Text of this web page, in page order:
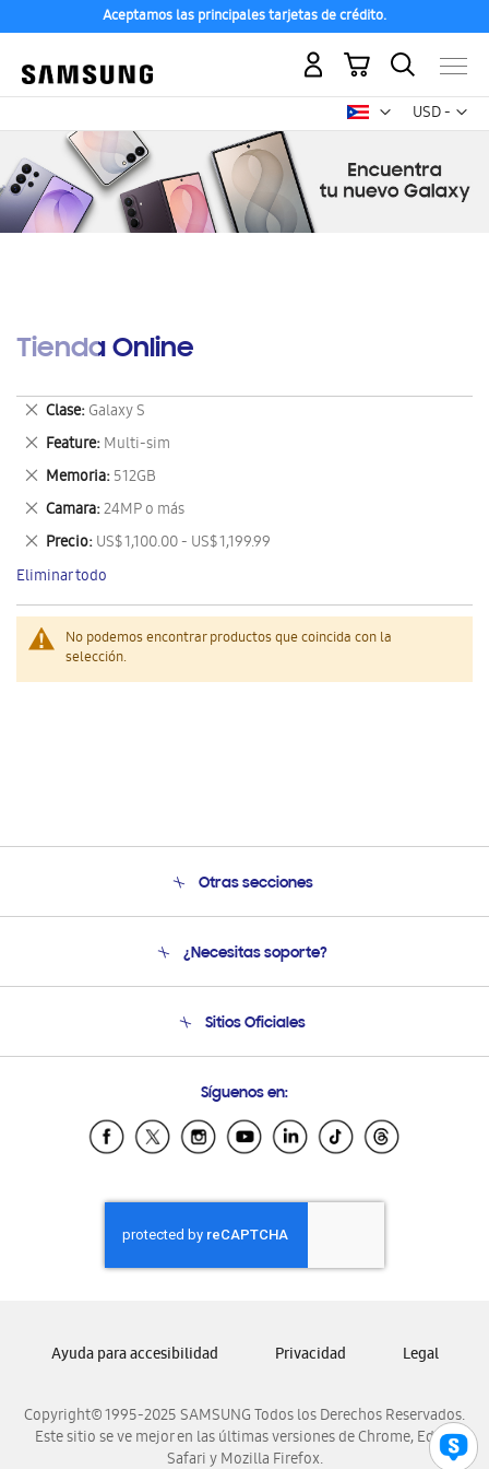
Aceptamos las principales tarjetas de crédito.
USD -
dólar
Mi carrito
Tienda Online
No podemos encontrar productos que coincida con la
selección.
Clase Galaxy S
Eliminar
este
artículo
Feature Multi-sim
Eliminar
este
artículo
Memoria 512GB
Eliminar
este
artículo
Camara 24MP o más
Eliminar
este
artículo
Precio US$ 1,100.00 - US$ 1,199.99
Eliminar
este
artículo
Eliminar todo
Otras secciones
Soporte
Condiciones de Compra
¿Necesitas soporte?
Soporte vía eMail
Sitios Oficiales
Samsung Ecuador
Samsung El Salvador
Samsung Honduras
Samsung Nicaragua
Samsung Panamá
Samsung Venezuela
Síguenos en:
Copyright© 1995-2025 SAMSUNG Todos los Derechos Reservados.
Este sitio se ve mejor en las últimas versiones de Chrome, Edge,
Safari y Mozilla Firefox.
Ayuda para accesibilidad Privacidad Legal